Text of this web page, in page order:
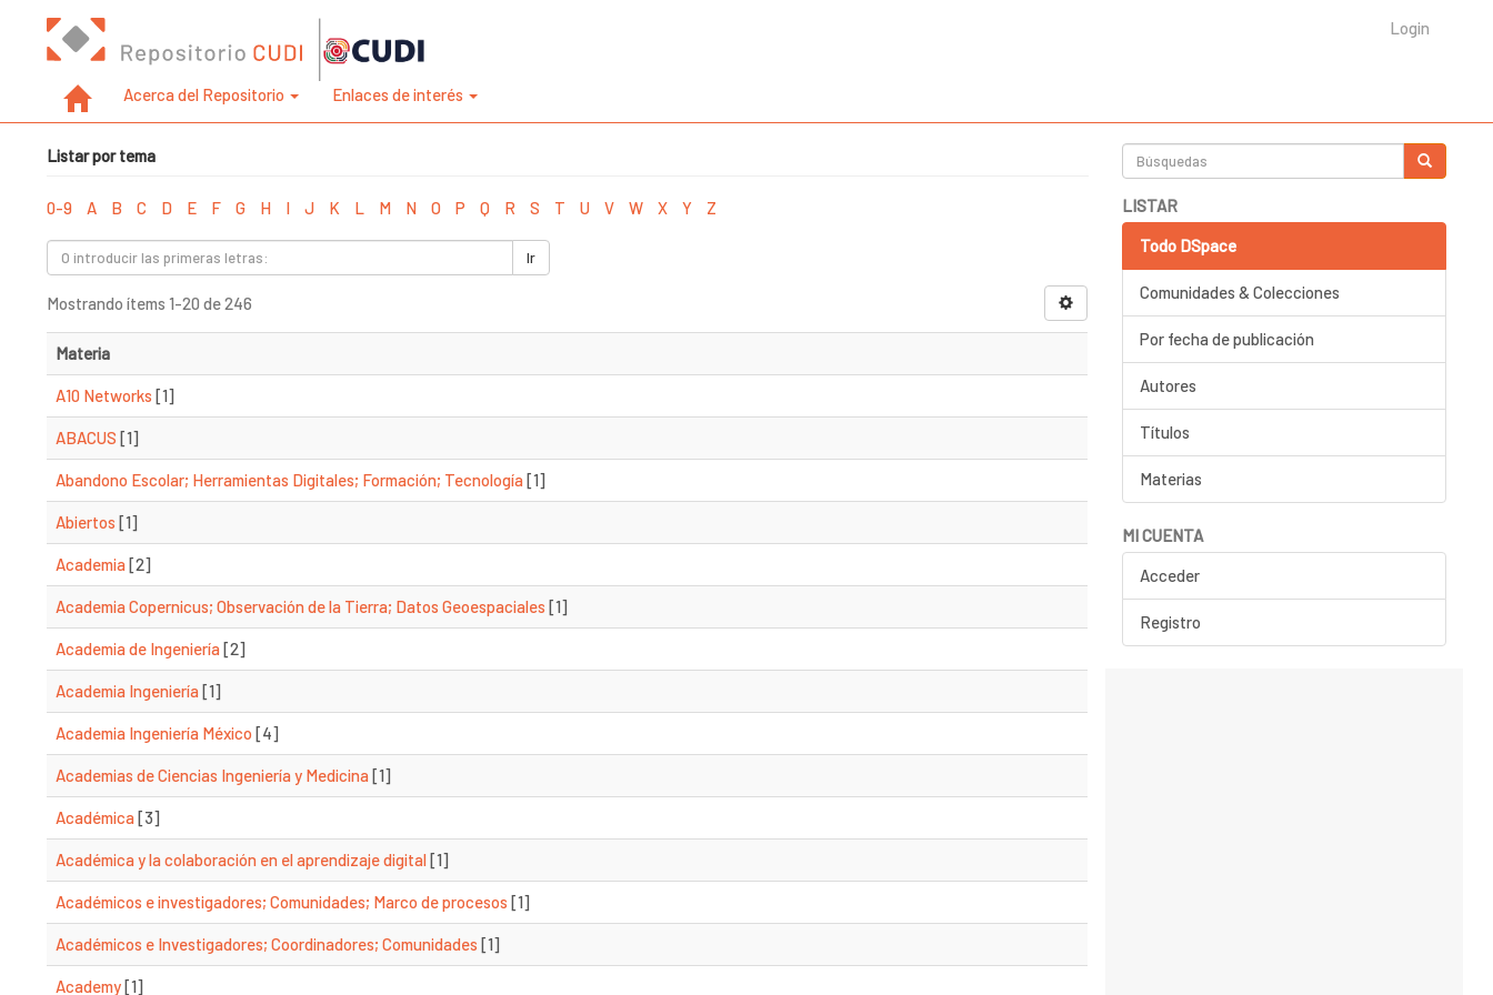
Login
Acerca del Repositorio Enlaces de interés
Listar por tema
0-9 A B C D E F G H I J K L M N O P Q R S T U V W X Y Z
Ir
Mostrando ítems 1-20 de 246
Materia
A10 Networks [1]
ABACUS [1]
Abandono Escolar; Herramientas Digitales; Formación; Tecnología[1]
Abiertos [1]
Academia[2]
Academia Copernicus; Observación de la Tierra; Datos Geoespaciales [1]
Academia de Ingeniería[2]
Academia Ingeniería[1]
Academia Ingeniería México [4]
Academias de Ciencias Ingeniería y Medicina[1]
Académica[3]
Académica y la colaboración en el aprendizaje digital[1]
Académicos e investigadores; Comunidades; Marco de procesos [1]
Académicos e Investigadores; Coordinadores; Comunidades [1]
Academy[1]
LISTAR
Todo DSpace
Comunidades & Colecciones
Por fecha de publicación
Autores
Títulos
Materias
MI CUENTA
Acceder
Registro